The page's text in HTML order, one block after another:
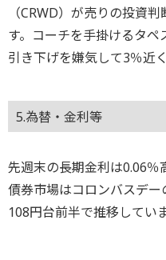
（CRWD）が売りの投資
す。コーチを手掛けるタ
引き下げを嫌気して3％近
5.為替・金利等
先週末の長期金利は0.06％
債券市場はコロンバスデ
108円台前半で推移していま